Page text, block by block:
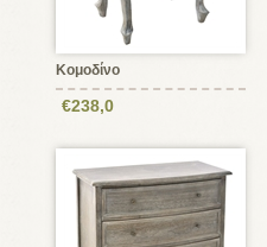
Κομοδίνο
€238,0